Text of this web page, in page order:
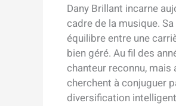
Dany Brillant incarne
cadre de la musique.
équilibre entre une
bien géré. Au fil des
chanteur reconnu,
cherchent à conjuguer
diversification